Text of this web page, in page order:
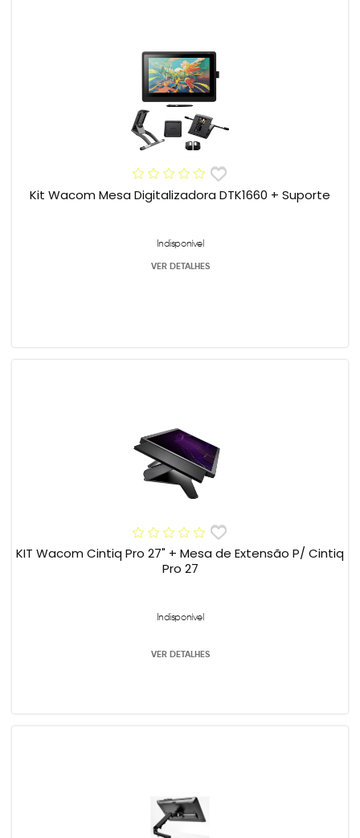
Kit Wacom Mesa Digitalizadora DTK1660 + Suporte
Indisponível
VER DETALHES
KIT Wacom Cintiq Pro 27" + Mesa de Extensão P/ Cintiq
Pro 27
Indisponível
VER DETALHES